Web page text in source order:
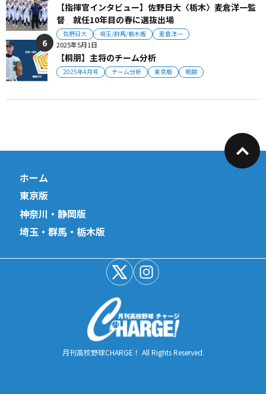
【指揮官インタビュー】佐野日大〈栃木〉麦倉洋一監
督 就任10年目の春に選抜出場
佐野日大 埼玉/群馬/栃木版 麦倉洋一
2025年5月1日
【桐朋】主将のチーム分析
2025年4月号 チーム分析 東京版 桐朋
ホーム
東京版
神奈川・静岡版
埼玉・群馬・栃木版
月刊高校野球CHARGE！ All Rights Reserved.